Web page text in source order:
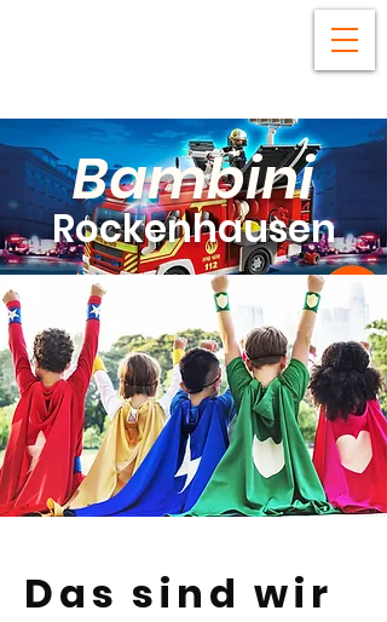
Rockenhausen
Bambini
Das sind wir